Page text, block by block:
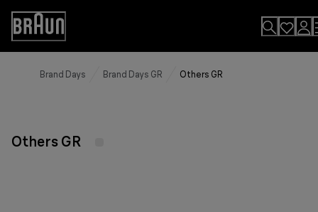
Skip
Content
Accessibility
Statement
Brand Days Brand Days GR Others GR
Others GR